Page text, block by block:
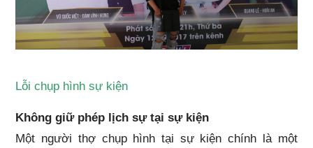
Lỗi chụp hình sự kiện
Không giữ phép lịch sự tại sự kiện
Một người thợ chụp hình tại sự kiện chính là một